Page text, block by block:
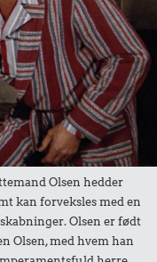
6,64 kr.
Avis
Olsen hedder
kan forveksles med en
Olsen er født
Olsen, med hvem han